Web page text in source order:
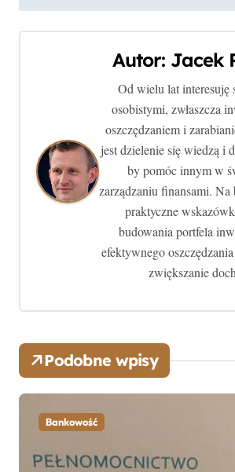
i
s
u
Autor: Jacek
Od wielu lat interesuję
osobistymi, zwłaszcza
oszczędzaniem i
jest dzielenie się wiedzą i
by pomóc innym w
zarządzaniu finansami.
praktyczne
budowania portfela
efektywnego
zwiększanie
Podobne wpisy
Bankowość